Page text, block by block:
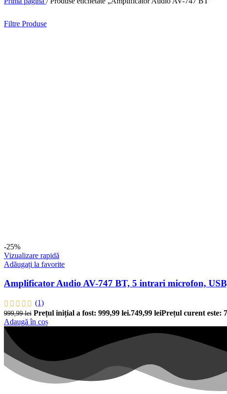
Filtre Produse
-25%
Vizualizare rapidă
Adăugați la favorite
Amplificator Audio AV-747 BT, 5 intrari microfon,
(1)
999,99lei Prețul inițial a fost: 999,99 lei.749,99 leiPrețul curent este:
Adaugă în coș